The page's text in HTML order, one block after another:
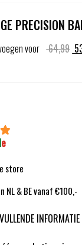
PRECISION
voor 64,99
e
store
NL & BE vanaf €100,-
INFORMATIE